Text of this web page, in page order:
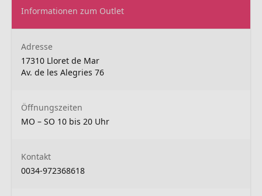
Informationen zum Outlet
Adresse
17310 Lloret de Mar
Av. de les Alegries 76
Öffnungszeiten
MO – SO 10 bis 20 Uhr
Kontakt
0034-972368618